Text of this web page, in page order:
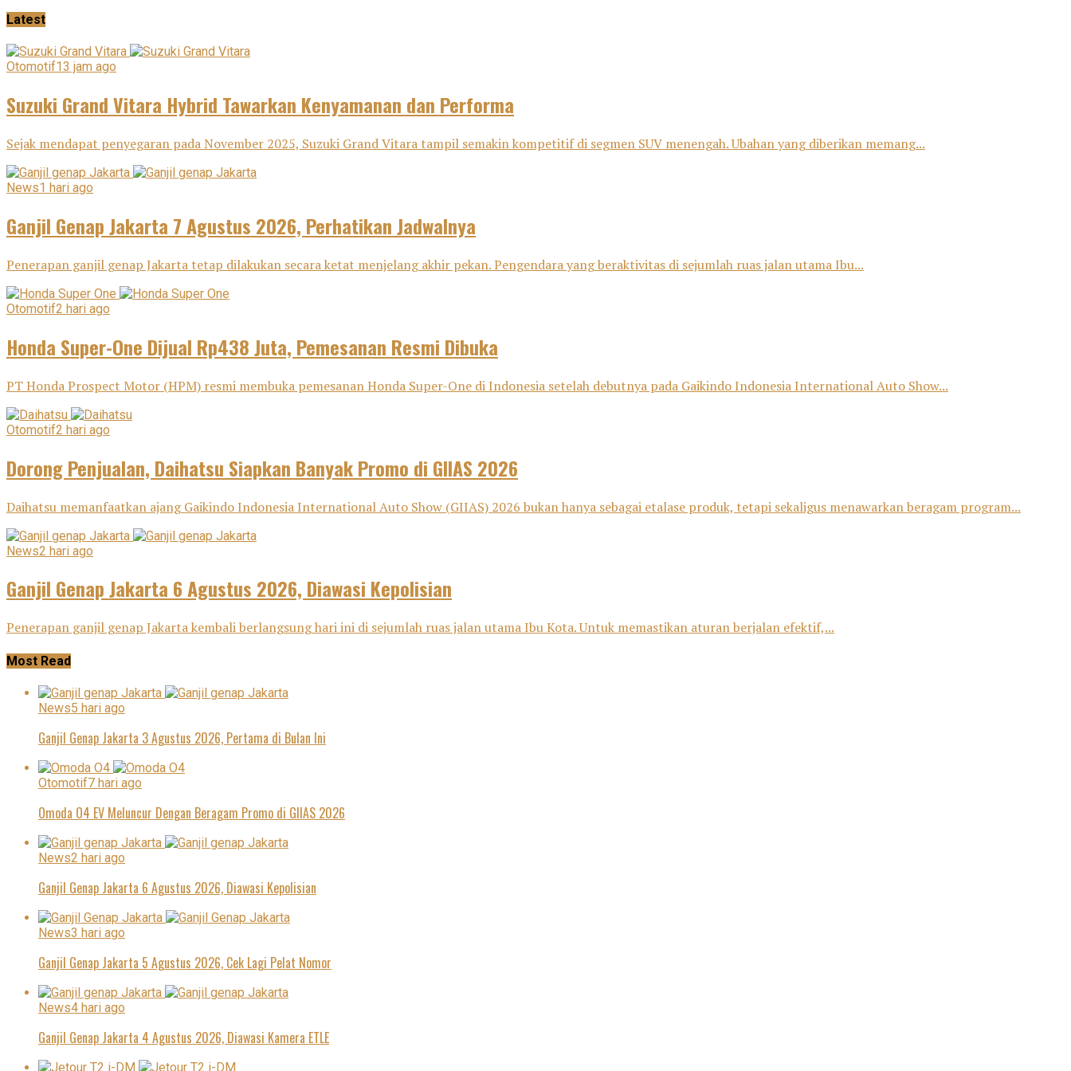
Latest
Otomotif13 jam ago
Suzuki Grand Vitara Hybrid Tawarkan Kenyamanan dan Performa
Sejak mendapat penyegaran pada November 2025, Suzuki Grand Vitara tampil semakin kompetitif di segmen SUV menengah. Ubahan yang diberikan memang...
News1 hari ago
Ganjil Genap Jakarta 7 Agustus 2026, Perhatikan Jadwalnya
Penerapan ganjil genap Jakarta tetap dilakukan secara ketat menjelang akhir pekan. Pengendara yang beraktivitas di sejumlah ruas jalan utama Ibu...
Otomotif2 hari ago
Honda Super-One Dijual Rp438 Juta, Pemesanan Resmi Dibuka
PT Honda Prospect Motor (HPM) resmi membuka pemesanan Honda Super-One di Indonesia setelah debutnya pada Gaikindo Indonesia International Auto Show...
Otomotif2 hari ago
Dorong Penjualan, Daihatsu Siapkan Banyak Promo di GIIAS 2026
Daihatsu memanfaatkan ajang Gaikindo Indonesia International Auto Show (GIIAS) 2026 bukan hanya sebagai etalase produk, tetapi sekaligus menawarkan beragam program...
News2 hari ago
Ganjil Genap Jakarta 6 Agustus 2026, Diawasi Kepolisian
Penerapan ganjil genap Jakarta kembali berlangsung hari ini di sejumlah ruas jalan utama Ibu Kota. Untuk memastikan aturan berjalan efektif,...
Most Read
News5 hari ago
Ganjil Genap Jakarta 3 Agustus 2026, Pertama di Bulan Ini
Otomotif7 hari ago
Omoda O4 EV Meluncur Dengan Beragam Promo di GIIAS 2026
News2 hari ago
Ganjil Genap Jakarta 6 Agustus 2026, Diawasi Kepolisian
News3 hari ago
Ganjil Genap Jakarta 5 Agustus 2026, Cek Lagi Pelat Nomor
News4 hari ago
Ganjil Genap Jakarta 4 Agustus 2026, Diawasi Kamera ETLE